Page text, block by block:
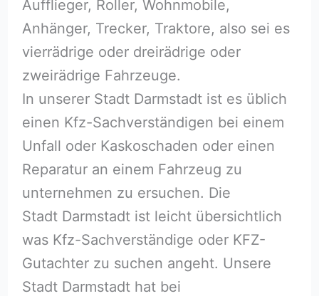
Aufflieger, Roller, Wohnmobile,
Anhänger, Trecker, Traktore, also sei es
vierrädrige oder dreirädrige oder
zweirädrige Fahrzeuge.
In unserer Stadt Darmstadt ist es üblich
einen Kfz-Sachverständigen bei einem
Unfall oder Kaskoschaden oder einen
Reparatur an einem Fahrzeug zu
unternehmen zu ersuchen. Die
Stadt Darmstadt ist leicht übersichtlich
was Kfz-Sachverständige oder KFZ-
Gutachter zu suchen angeht. Unsere
Stadt Darmstadt hat bei